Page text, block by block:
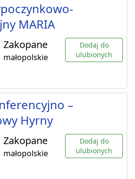
MARIA
Zakopane
małopolskie
Dodaj do
ulubionych
–
Hyrny
Zakopane
małopolskie
Dodaj do
ulubionych